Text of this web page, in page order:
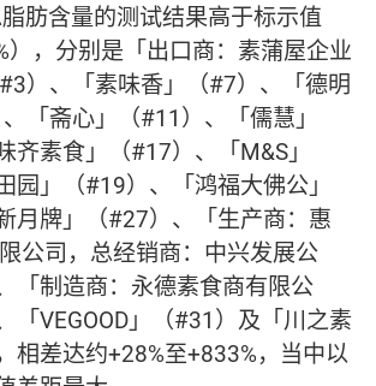
肪含量的测试结果高于标示值
），分别是「出口商：素蒲屋企业
）、「素味香」（#7）、「德明
「斋心」（#11）、「儒慧」
齐素食」（#17）、「M&S」
园」（#19）、「鸿福大佛公」
月牌」（#27）、「生产商：惠
公司，总经销商：中兴发展公
「制造商：永德素食商有限公
「VEGOOD」（#31）及「川之素
相差达约+28%至+833%，当中以